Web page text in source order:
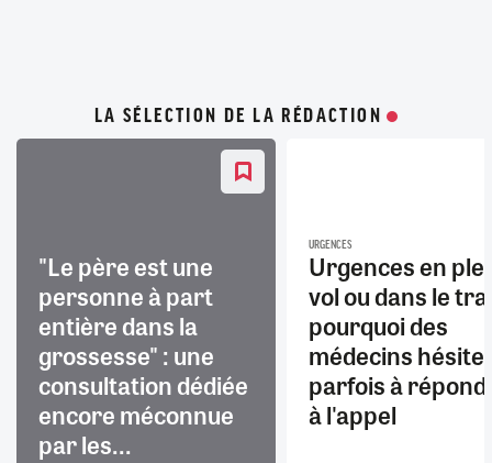
LA SÉLECTION DE LA RÉDACTION
"Le père est une
personne à part
entière dans la
grossesse" : une
consultation dédiée
encore méconnue
par les...
URGENCES
Urgences en
vol ou dans le
pourquoi des
médecins
parfois à
à l'appel